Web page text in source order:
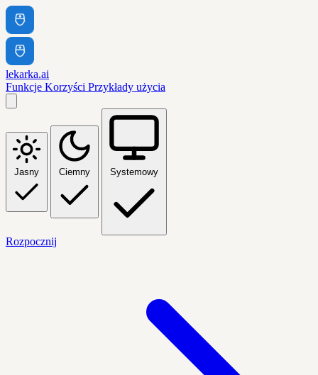
lekarka.ai
Funkcje Korzyści Przykłady użycia
Jasny Ciemny Systemowy
Rozpocznij